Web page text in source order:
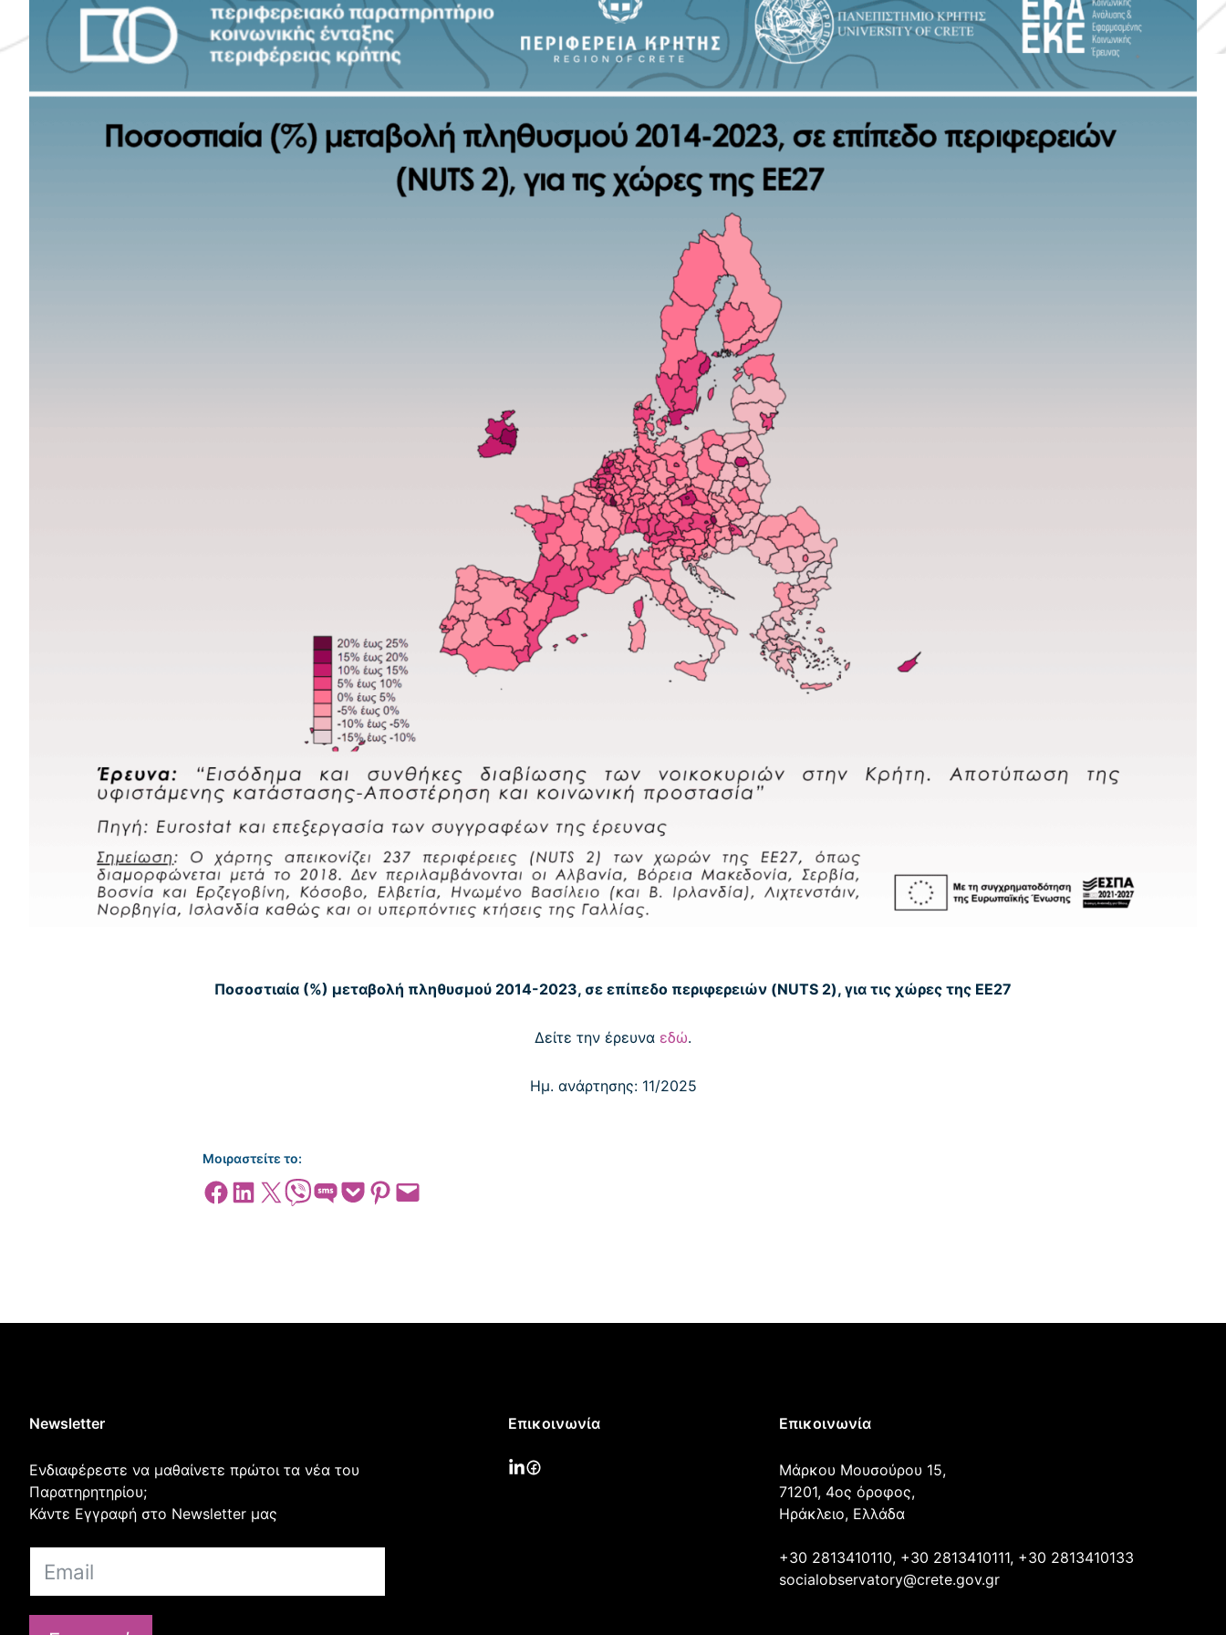
Ποσοστιαία (%) μεταβολή πληθυσμού 2014-2023, σε επίπεδο περιφερειών (NUTS 2), για τις χώρες της ΕΕ27
Δείτε την έρευνα εδώ.
Ημ. ανάρτησης: 11/2025
Μοιραστείτε το:
Share on Facebook
Share on LinkedIn
Share on X Share on ViberShare on SMSShare on Pocket
Share on Pinterest
Email this Page
Newsletter
Ενδιαφέρεστε να μαθαίνετε πρώτοι τα νέα του
Παρατηρητηρίου;
Κάντε Εγγραφή στο Newsletter μας
Επικοινωνία Επικοινωνία
Μάρκου Μουσούρου 15,
71201, 4ος όροφος,
Ηράκλειο, Ελλάδα
+30 2813410110, +30 2813410111, +30 2813410133
socialobservatory@crete.gov.gr